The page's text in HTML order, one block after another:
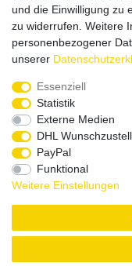
Service & Kontakt
Rufen Sie uns
0375 -
Widerrufsrecht |
und die Einwilligung zu
zu widerrufen. Weitere
personenbezogener
unserer
Essenziell
Statistik
Externe Medien
DHL
PayPal
Funktional
Weitere Einstellungen